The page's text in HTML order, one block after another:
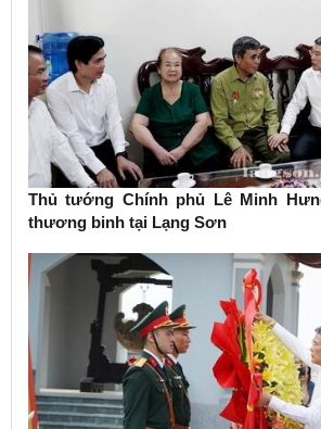
Thủ tướng Chính phủ Lê Minh
thương binh tại Lạng Sơn